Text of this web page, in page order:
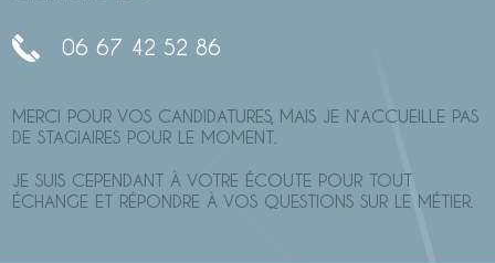
06 67 42 52 86
MERCI POUR VOS CANDIDATURES, MAIS JE N’ACCUEILLE PAS
DE STAGIAIRES POUR LE MOMENT.
JE SUIS CEPENDANT À VOTRE ÉCOUTE POUR TOUT
ÉCHANGE ET RÉPONDRE À VOS QUESTIONS SUR LE MÉTIER.